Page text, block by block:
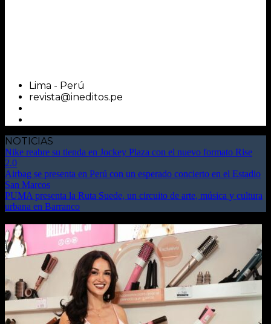
Lima - Perú
revista@ineditos.pe
NOTICIAS
Nike reabre su tienda en Jockey Plaza con el nuevo formato Rise
2.0
Airbag se presenta en Perú con un esperado concierto en el Estadio
San Marcos
PUMA presenta la Ruta Suede, un circuito de arte, música y cultura
urbana en Barranco